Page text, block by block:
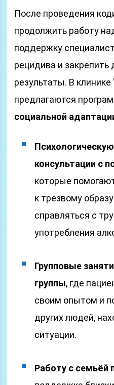
После проведения
продолжить работу
поддержку
рецидива и закрепить
результаты. В
предлагаются
социальной
консультации с
которые
к трезвому
справляться с
употребления
Групповые
группы, где
своим опытом и
других людей,
ситуации.
Работу с семьёй